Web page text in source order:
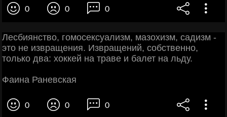
0 0 0
Лесбиянство, гомосексуализм, мазохизм, садизм -
это не извращения. Извращений, собственно,
только два: хоккей на траве и балет на льду.
Фаина Раневская
0 0 0